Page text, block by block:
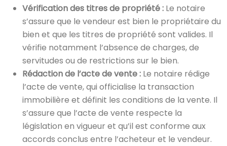
Vérification des titres de propriété : Le notaire
s’assure que le vendeur est bien le propriétaire du
bien et que les titres de propriété sont valides. Il
vérifie notamment l’absence de charges, de
servitudes ou de restrictions sur le bien.
Rédaction de l’acte de vente : Le notaire rédige
l’acte de vente, qui officialise la transaction
immobilière et définit les conditions de la vente. Il
s’assure que l’acte de vente respecte la
législation en vigueur et qu’il est conforme aux
accords conclus entre l’acheteur et le vendeur.